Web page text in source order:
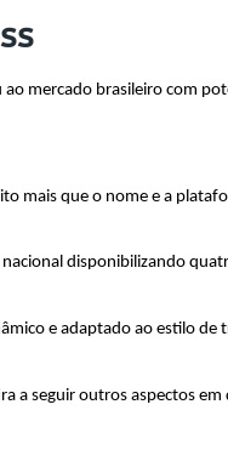
mercado brasileiro com
mais que o nome e a
disponibilizando
e adaptado ao estilo
a seguir outros aspectos